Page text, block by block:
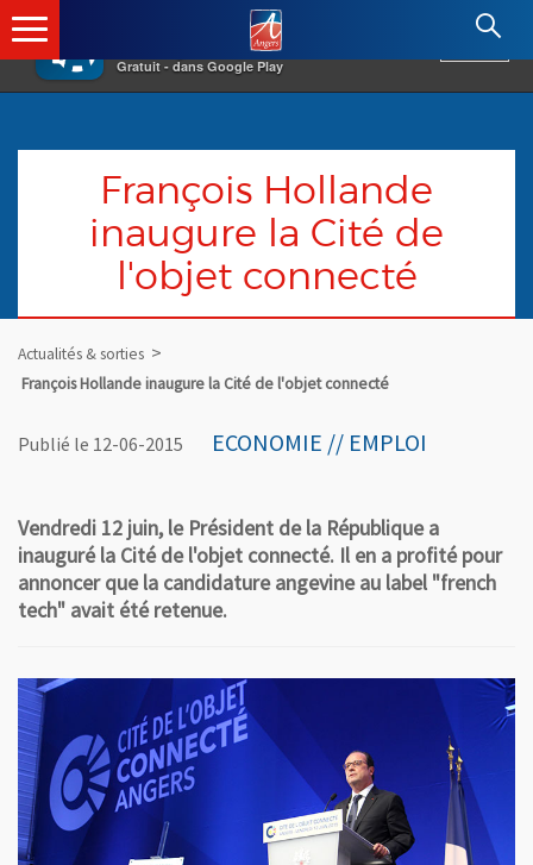
×
Gratuit - dans Google Play
Angers.fr : Retour à l'accueil
François Hollande
inaugure la Cité de
l'objet connecté
Actualités & sorties
François Hollande inaugure la Cité de l'objet connecté
Publié le 12-06-2015 ECONOMIE // EMPLOI
Vendredi 12 juin, le Président de la République a
inauguré la Cité de l'objet connecté. Il en a profité pour
annoncer que la candidature angevine au label "french
tech" avait été retenue.